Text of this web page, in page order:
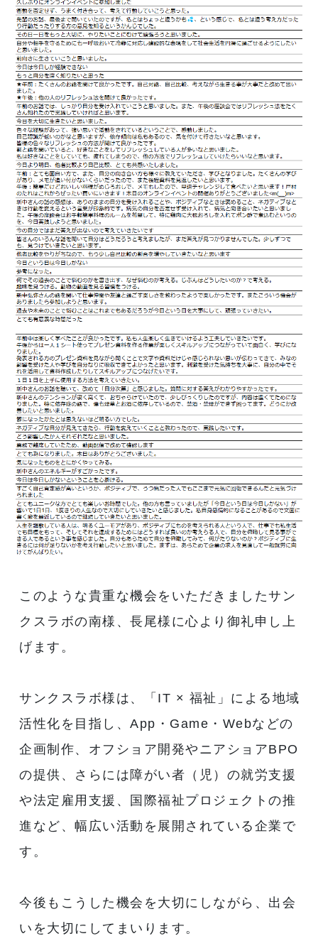
このような貴重な機会をいただきましたサン
クスラボの南様、長尾様に心より御礼申し上
げます。
サンクスラボ様は、「IT × 福祉」による地域
活性化を目指し、App・Game・Webなどの
企画制作、オフショア開発やニアショアBPO
の提供、さらには障がい者（児）の就労支援
や法定雇用支援、国際福祉プロジェクトの推
進など、幅広い活動を展開されている企業で
す。
今後もこうした機会を大切にしながら、出会
いを大切にしてまいります。